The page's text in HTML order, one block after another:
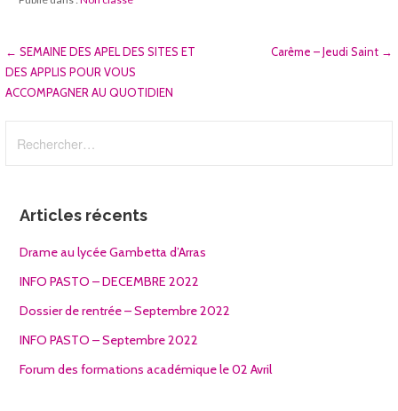
Navigation
de
← SEMAINE DES APEL DES SITES ET
DES APPLIS POUR VOUS
ACCOMPAGNER AU QUOTIDIEN
Carême – Jeudi Saint →
Articles récents
Drame au lycée Gambetta d’Arras
INFO PASTO – DECEMBRE 2022
Dossier de rentrée – Septembre 2022
INFO PASTO – Septembre 2022
Forum des formations académique le 02 Avril